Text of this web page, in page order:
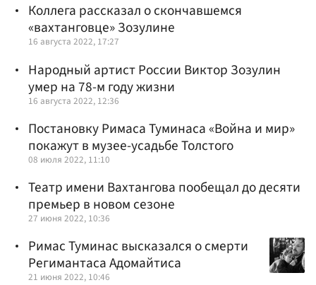
Коллега рассказал о скончавшемся
«вахтанговце» Зозулине
16 августа 2022, 17:27
Народный артист России Виктор Зозулин
умер на 78-м году жизни
16 августа 2022, 12:36
Постановку Римаса Туминаса «Война и мир»
покажут в музее-усадьбе Толстого
08 июля 2022, 11:10
Театр имени Вахтангова пообещал до десяти
премьер в новом сезоне
27 июня 2022, 10:36
Римас Туминас высказался о смерти
Регимантаса Адомайтиса
21 июня 2022, 10:46